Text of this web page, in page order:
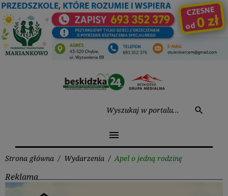
Przejdź
do
treści
search
menu
Strona główna / Wydarzenia / Apel o jedną rodzinę
Reklama